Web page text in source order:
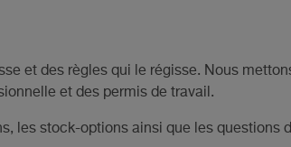
et des règles qui le régisse. Nous
et des permis de travail.
les stock-options ainsi que les questions